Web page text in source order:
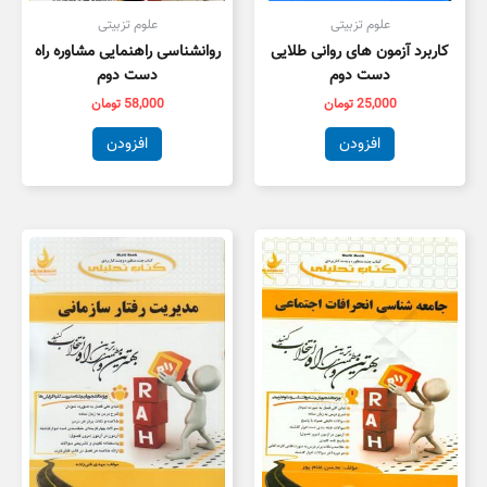
علوم تزبیتی
کاربرد آزمون های روانی طلایی
دست دوم
25,000تومان
افزودن
علوم تزبیتی
روانشناسی راهنمایی مشاوره راه
دست دوم
58,000 تومان
افزودن